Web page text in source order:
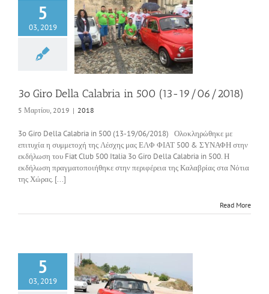
5
03, 2019
Calabria in
19/06/2018)
3o Giro Della Calabria in 500 (13-19/06/2018)
5 Μαρτίου, 2019 | 2018
3o Giro Della Calabria in 500 (13-19/06/2018) Ολοκληρώθηκε με
επιτυχία η συμμετοχή της Λέσχης μας ΕΛΦ ΦΙΑΤ 500 & ΣΥΝΑΦΗ στην
εκδήλωση του Fiat Club 500 Italia 3o Giro Della Calabria in 500. Η
εκδήλωση πραγματοποιήθηκε στην περιφέρεια της Καλαβρίας στα Νότια
της Χώρας. [...]
Read More
5
03, 2019